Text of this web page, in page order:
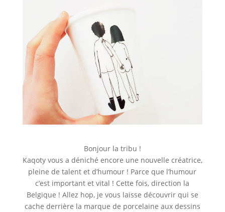
Bonjour la tribu !
Kaqoty vous a déniché encore une nouvelle créatrice,
pleine de talent et d’humour ! Parce que l’humour
c’est important et vital ! Cette fois, direction la
Belgique ! Allez hop, je vous laisse découvrir qui se
cache derrière la marque de porcelaine aux dessins